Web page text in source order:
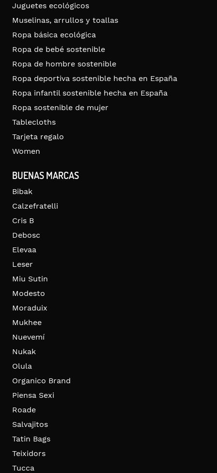
Juguetes ecológicos
Muselinas, arrullos y toallas
Ropa básica ecológica
Ropa de bebé sostenible
Ropa de hombre sostenible
Ropa deportiva sostenible hecha en España
Ropa infantil sostenible hecha en España
Ropa sostenible de mujer
Tablecloths
Tarjeta regalo
Women
BUENAS MARCAS
Bibak
Calzefratelli
Cris B
Debosc
Elevaa
Leser
Miu Sutin
Modesto
Moraduix
Mukhee
Nuevemí
Nukak
Olula
Organico Brand
Piensa Sexi
Roade
Salvajitos
Tatin Bags
Teixidors
Tucca